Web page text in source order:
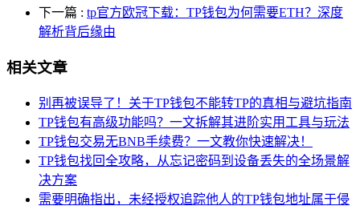
下一篇 : tp官方欧冠下载：TP钱包为何需要ETH？深度
解析背后缘由
相关文章
别再被误导了！关于TP钱包不能转TP的真相与避坑指南
TP钱包有高级功能吗？一文拆解其进阶实用工具与玩法
TP钱包交易无BNB手续费？一文教你快速解决！
TP钱包找回全攻略，从忘记密码到设备丢失的全场景解
决方案
需要明确指出，未经授权追踪他人的TP钱包地址属于侵